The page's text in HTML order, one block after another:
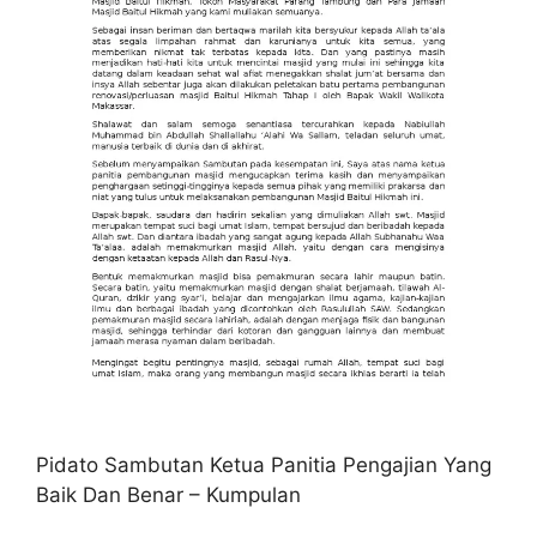
Pidato Sambutan Ketua Panitia Pengajian Yang
Baik Dan Benar – Kumpulan